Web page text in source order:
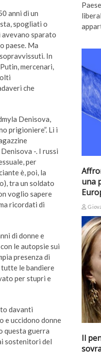
anni di un
spogliati o
avevano sparato
paese. Ma
In
mercenari,
che
Denisova,
prigioniere”. Lì i
-. I russi
per
è, poi, la
tra un soldato
voglio sapere
ricordati di
di donne e
le autopsie sui
presenza di
le bandiere
per stupri e
davanti
e uccidono donne
questa guerra
sostenitori del
una
Il